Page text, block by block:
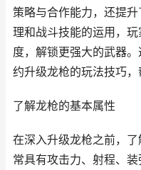
策略与合作能力，还提
理和战斗技能的运用，
度，解锁更强大的武器
约升级龙枪的玩法技巧，
了解龙枪的基本属性
在深入升级龙枪之前，
常具有攻击力、射程、